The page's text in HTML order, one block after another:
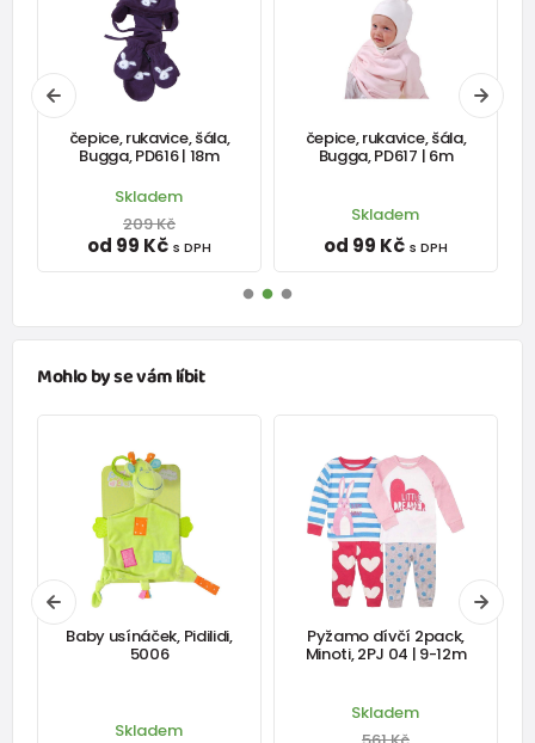
čepice, rukavice, šála,
Bugga, PD616 | 18m
Skladem
209 Kč
od 99 Kč s DPH
čepice, rukavice, šála,
Bugga, PD617 | 6m
Skladem
od 99 Kč s DPH
Mohlo by se vám líbit
Baby usínáček, Pidilidi,
5006
Skladem
Pyžamo dívčí 2pack,
Minoti, 2PJ 04 | 9-12m
Skladem